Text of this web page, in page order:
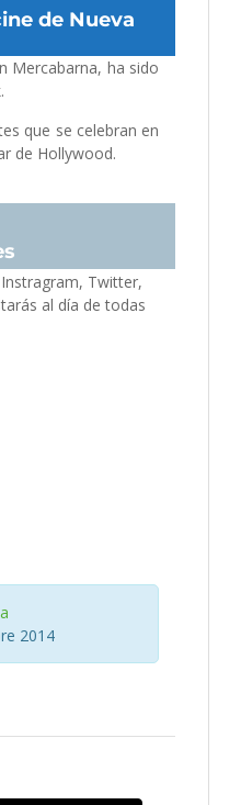
de Nueva
Mercabarna, ha sido
que se celebran en
de Hollywood.
Twitter,
al día de todas
2014